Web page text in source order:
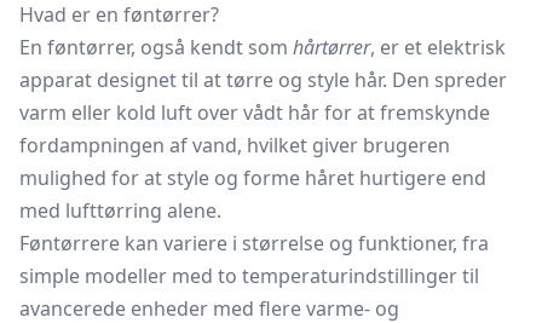
Hvad er en føntørrer?
En føntørrer, også kendt som hårtørrer, er et elektrisk
apparat designet til at tørre og style hår. Den spreder
varm eller kold luft over vådt hår for at fremskynde
fordampningen af vand, hvilket giver brugeren
mulighed for at style og forme håret hurtigere end
med lufttørring alene.
Føntørrere kan variere i størrelse og funktioner, fra
simple modeller med to temperaturindstillinger til
avancerede enheder med flere varme- og